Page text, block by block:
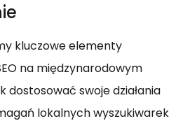
kluczowe elementy
na międzynarodowym
dostosować swoje działania
lokalnych wyszukiwarek